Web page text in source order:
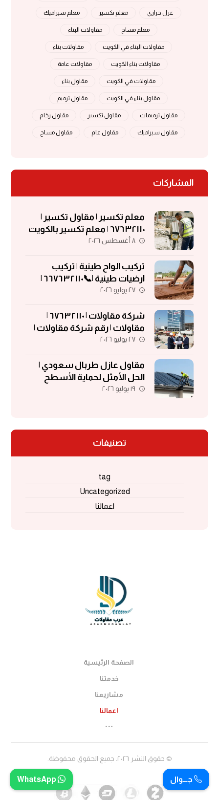
عزل حراري معلم تكسير معلم سيراميك
معلم مساح مقاولات البناء
مقاولات البناء في الكويت مقاولات بناء
مقاولات بناء الكويت مقاولات عامة
مقاولات في الكويت مقاول بناء
مقاول بناء في الكويت مقاول ترميم
مقاول ترميمات مقاول تكسير مقاول رخام
مقاول سيراميك مقاول عام مقاول مساح
المشاركات
معلم تكسير | مقاول تكسير |
٦٧٦٣٢١١٠ | معلم تكسير بالكويت
٨ أغسطس ٢٠٢٦
تركيب الواح طينية | تركيب
ارضيات طينية |📞٦٦٧٦٣٢١١٠ |
الواح طينية | معلم تركيب الواح
٢٧ يوليو ٢٠٢٦
شركة مقاولات | ٦٧٦٣٢١١٠ |
مقاولات | رقم شركة مقاولات |
مقاولات الكويت
٢٧ يوليو ٢٠٢٦
مقاول عازل طربال سعودي |
الحل الأمثل لحماية الأسطح
والمباني
١٩ يوليو ٢٠٢٦
تصنيفات
tag
Uncategorized
اعمالنا
الصفحة الرئيسية
خدمتنا
مشاريعنا
اعمالنا
© حقوق النشر ٢٠٢٦. جميع الحقوق محفوظة.
جـــوال